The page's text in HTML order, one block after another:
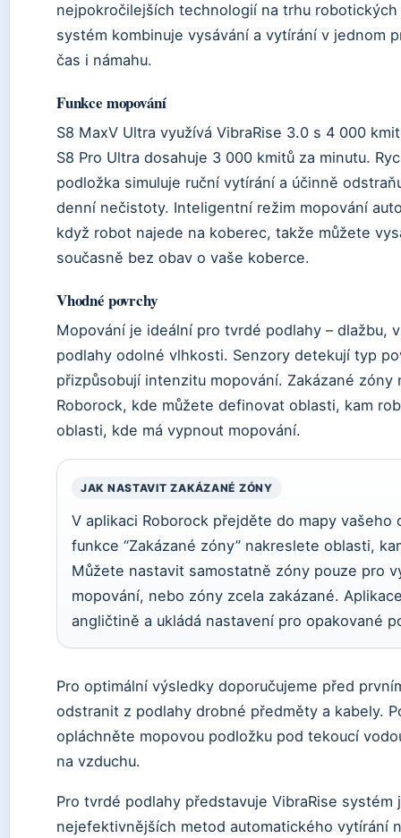
nejpokročilejších technologií na trhu robotických
systém kombinuje vysávání a vytírání v jednom
čas i námahu.
Funkce mopování
S8 MaxV Ultra využívá VibraRise 3.0 s 4 000
S8 Pro Ultra dosahuje 3 000 kmitů za minutu.
podložka simuluje ruční vytírání a účinně
denní nečistoty. Inteligentní režim mopování
když robot najede na koberec, takže můžete
současně bez obav o vaše koberce.
Vhodné povrchy
Mopování je ideální pro tvrdé podlahy – dlažbu,
podlahy odolné vlhkosti. Senzory detekují typ
přizpůsobují intenzitu mopování. Zakázané zóny
Roborock, kde můžete definovat oblasti, kam
oblasti, kde má vypnout mopování.
JAK NASTAVIT ZAKÁZANÉ ZÓNY
V aplikaci Roborock přejděte do mapy vašeho
funkce “Zakázané zóny” nakreslete oblasti,
Můžete nastavit samostatně zóny pouze pro
mopování, nebo zóny zcela zakázané.
angličtině a ukládá nastavení pro opakované
Pro optimální výsledky doporučujeme před
odstranit z podlahy drobné předměty a kabely.
opláchněte mopovou podložku pod tekoucí
na vzduchu.
Pro tvrdé podlahy představuje VibraRise systém
nejefektivnějších metod automatického vytírání